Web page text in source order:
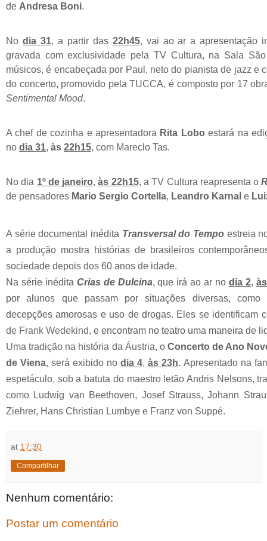
de Andresa Boni.
No dia 31, a partir das 22h45, vai ao ar a apresentação
gravada com exclusividade pela TV Cultura, na Sala
músicos, é encabeçada por Paul, neto do pianista de jazz e
do concerto, promovido pela TUCCA, é composto por 17
Sentimental Mood.
A chef de cozinha e apresentadora Rita Lobo estará na
no dia 31, às 22h15, com Mareclo Tas.
No dia 1º de janeiro,às 22h15, a TV Cultura reapresenta o
de pensadores Mario Sergio Cortella, Leandro Karnal e
A série documental inédita Transversal do Tempo estreia
a produção mostra histórias de brasileiros
sociedade depois dos 60 anos de idade.
Na série inédita Crias de Dulcina, que irá ao ar no dia 2,
por alunos que passam por situações diversas, como
decepções amorosas e uso de drogas. Eles se identificam
de Frank Wedekind, e encontram no teatro uma maneira de
Uma tradição na história da Áustria, o Concerto de Ano
de Viena, será exibido no dia 4, às 23h. Apresentado na
espetáculo, sob a batuta do maestro letão Andris Nelsons,
como Ludwig van Beethoven, Josef Strauss, Johann
Ziehrer, Hans Christian Lumbye e Franz von Suppé.
at 17:30
Compartilhar
Nenhum comentário:
Postar um comentário